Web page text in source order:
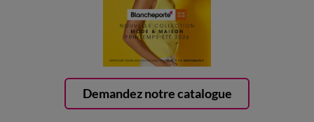
Demandez notre catalogue